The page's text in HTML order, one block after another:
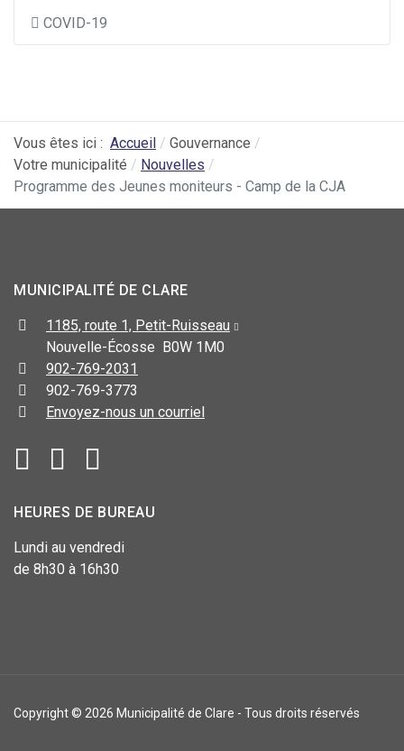
COVID-19
Vous êtes ici : Accueil
Gouvernance
Votre municipalité
Nouvelles
Programme des Jeunes moniteurs - Camp de la CJA
MUNICIPALITÉ DE CLARE
1185, route 1, Petit-Ruisseau
Nouvelle-Écosse B0W 1M0
902-769-2031
902-769-3773
Envoyez-nous un courriel
HEURES DE BUREAU
Lundi au vendredi
de 8h30 à 16h30
Copyright © 2026 Municipalité de Clare - Tous droits réservés